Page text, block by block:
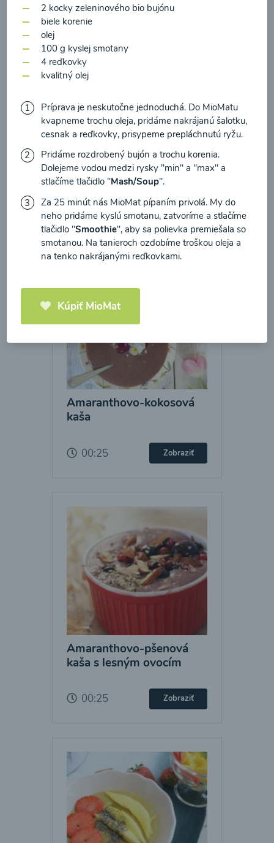
Brokolicové cappuccino
Načítať ďalšie
Kaše
Amaranthovo-kokosová
kaša
00:25 Zobraziť
Amaranthovo-pšenová
kaša s lesným ovocím
00:25 Zobraziť
2 kocky zeleninového bio bujónu
biele korenie
olej
100 g kyslej smotany
4 reďkovky
kvalitný olej
Príprava je neskutočne jednoduchá. Do MioMatu
kvapneme trochu oleja, pridáme nakrájanú šalotku,
cesnak a reďkovky, prisypeme prepláchnutú ryžu.
Pridáme rozdrobený bujón a trochu korenia.
Dolejeme vodou medzi rysky "min" a "max" a
stlačíme tlačidlo "Mash/Soup".
Za 25 minút nás MioMat pípaním privolá. My do
neho pridáme kyslú smotanu, zatvoríme a stlačíme
tlačidlo "Smoothie", aby sa polievka premiešala so
smotanou. Na tanieroch ozdobíme troškou oleja a
na tenko nakrájanými reďkovkami.
Kúpiť MioMat
prečítal(a)informácie o Ochrane osobných
údajov